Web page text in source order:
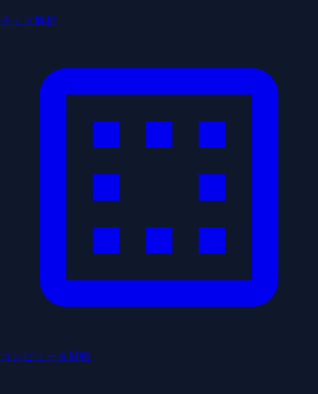
チェス解析
コンピュータ対戦